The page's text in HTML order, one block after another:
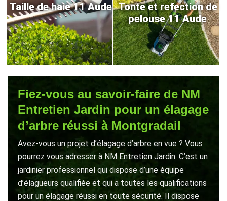
Taille de haie 11 Aude Tonte et refection de
pelouse 11 Aude
Fiez-vous au savoir-faire de NM
Entretien Jardin pour un élagage
d’arbre réussi à Montgradail
Avez-vous un projet d’élagage d’arbre en vue ? Vous
pourrez vous adresser à NM Entretien Jardin. C’est un
jardinier professionnel qui dispose d’une équipe
d’élagueurs qualifiée et qui a toutes les qualifications
pour un élagage réussi en toute sécurité. Il dispose